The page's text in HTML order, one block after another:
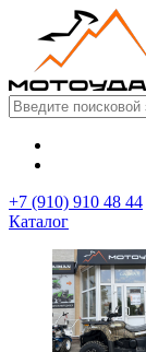
+7 (910) 910 48 44
Каталог